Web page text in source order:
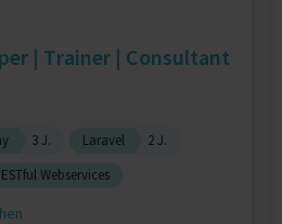
| Trainer | Consultant
3 J. Laravel
2 J.
Webservices